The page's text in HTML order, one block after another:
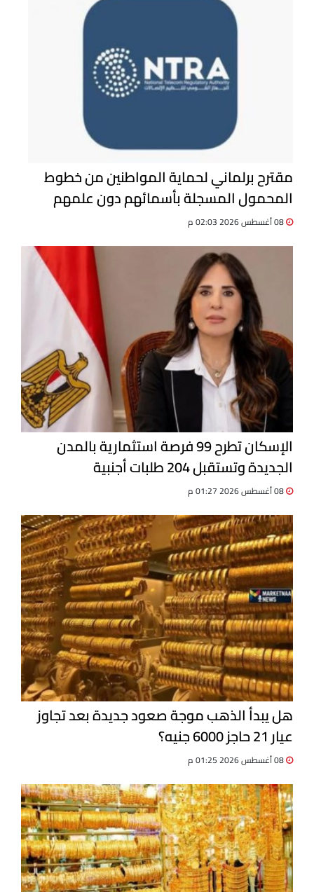
مقترح برلماني لحماية المواطنين من خطوط
المحمول المسجلة بأسمائهم دون علمهم
الإسكان تطرح 99 فرصة استثمارية بالمدن
الجديدة وتستقبل 204 طلبات أجنبية
هل يبدأ الذهب موجة صعود جديدة بعد تجاوز
عيار 21 حاجز 6000 جنيه؟